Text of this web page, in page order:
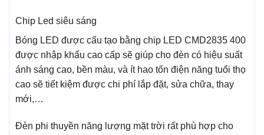
Chip Led siêu sáng
Bóng LED được cấu tạo bằng chip LED CMD2835 400
được nhập khẩu cao cấp sẽ giúp cho đèn có hiệu suất
ánh sáng cao, bền màu, và ít hao tốn điện năng tuổi thọ
cao sẽ tiết kiệm được chi phí lắp đặt, sửa chữa, thay
mới,…
Đèn phi thuyền năng lượng mặt trời rất phù hợp cho